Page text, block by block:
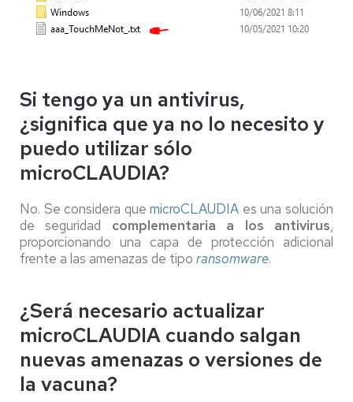
Si tengo ya un antivirus,
¿significa que ya no lo necesito y
puedo utilizar sólo
microCLAUDIA?
No. Se considera quemicroCLAUDIA es una solución
de seguridad complementaria a los antivirus,
proporcionando una capa de protección adicional
frente a las amenazas de tipo ransomware.
¿Será necesario actualizar
microCLAUDIA cuando salgan
nuevas amenazas o versiones de
la vacuna?